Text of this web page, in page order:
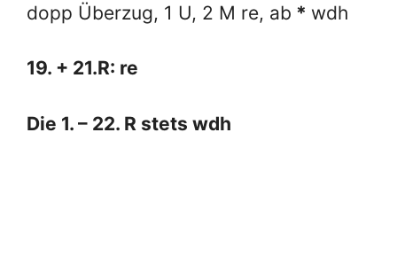
dopp Überzug, 1 U, 2 M re, ab * wdh
19. + 21.R: re
Die 1. – 22. R stets wdh